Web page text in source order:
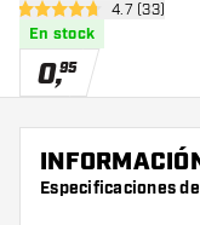
abrir panel
4.7 estrellas de puntuación
4.7 (33)
En stock
0,95
Especificaciones de